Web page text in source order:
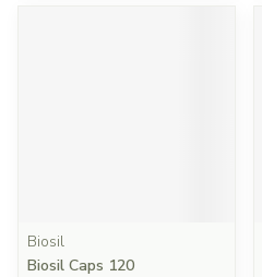
Biosil
Biosil Caps 120